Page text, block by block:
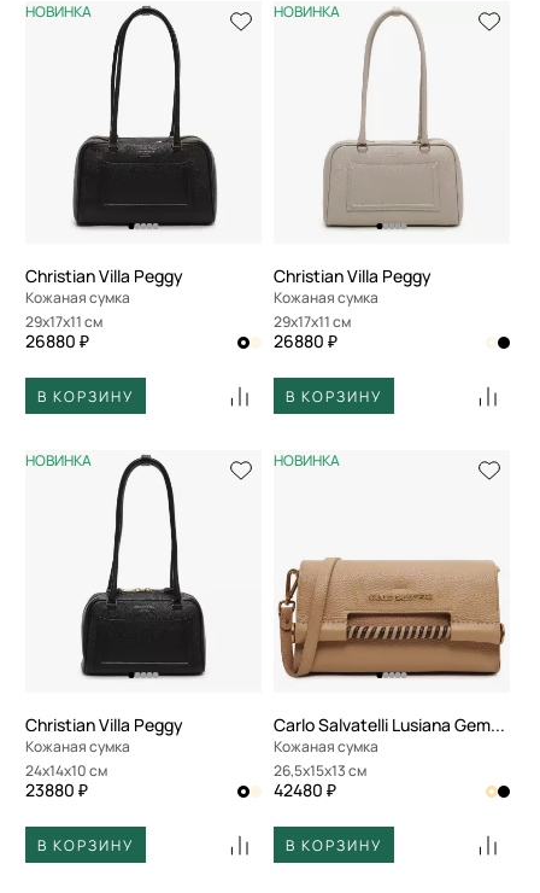
НОВИНКА
Christian Villa Peggy
Кожаная сумка
29x17x11 см
26880 ₽
В КОРЗИНУ
НОВИНКА
Christian Villa Peggy
Кожаная сумка
29x17x11 см
26880 ₽
В КОРЗИНУ
НОВИНКА
Christian Villa Peggy
Кожаная сумка
24x14x10 см
23880 ₽
В КОРЗИНУ
НОВИНКА
Carlo Salvatelli Lusiana Gemma
Кожаная сумка
26,5x15x13 см
42480 ₽
В КОРЗИНУ